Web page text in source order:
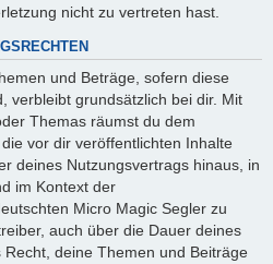
nicht zu vertreten hast.
und Beträge, sofern diese
verbleibt grundsätzlich bei dir. Mit
Themas räumst du dem
vor dir veröffentlichten Inhalte
deines Nutzungsvertrags hinaus, in
im Kontext der
Micro Magic Segler zu
auch über die Dauer deines
deine Themen und Beiträge